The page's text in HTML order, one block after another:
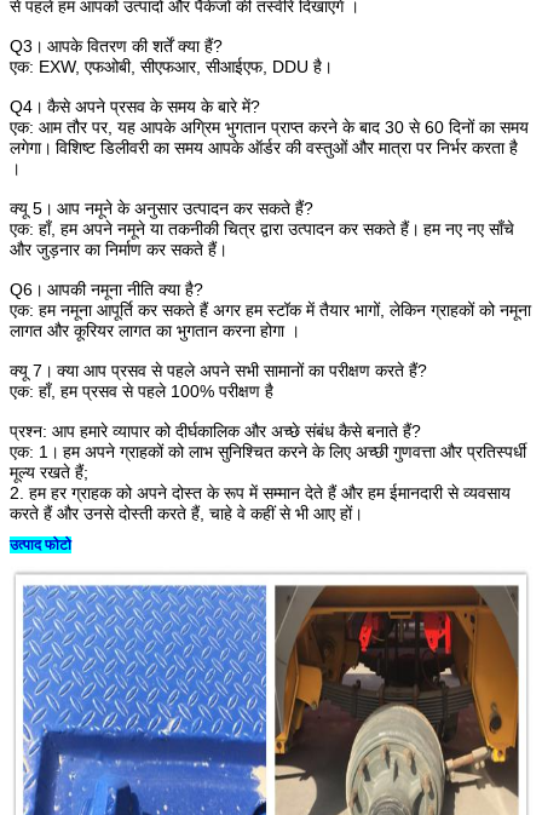
से पहले हम आपको उत्पादों और पैकेजों की तस्वीरें दिखाएंगे ।
Q3। आपके वितरण की शर्तें क्या हैं?
एक: EXW, एफओबी, सीएफआर, सीआईएफ, DDU है।
Q4। कैसे अपने प्रसव के समय के बारे में?
एक: आम तौर पर, यह आपके अग्रिम भुगतान प्राप्त करने के बाद 30 से 60 दिनों का समय
लगेगा। विशिष्ट डिलीवरी का समय आपके ऑर्डर की वस्तुओं और मात्रा पर निर्भर करता है
।
क्यू 5। आप नमूने के अनुसार उत्पादन कर सकते हैं?
एक: हाँ, हम अपने नमूने या तकनीकी चित्र द्वारा उत्पादन कर सकते हैं। हम नए नए साँचे
और जुड़नार का निर्माण कर सकते हैं।
Q6। आपकी नमूना नीति क्या है?
एक: हम नमूना आपूर्ति कर सकते हैं अगर हम स्टॉक में तैयार भागों, लेकिन ग्राहकों को नमूना
लागत और कूरियर लागत का भुगतान करना होगा ।
क्यू 7। क्या आप प्रसव से पहले अपने सभी सामानों का परीक्षण करते हैं?
एक: हाँ, हम प्रसव से पहले 100% परीक्षण है
प्रश्न: आप हमारे व्यापार को दीर्घकालिक और अच्छे संबंध कैसे बनाते हैं?
एक: 1। हम अपने ग्राहकों को लाभ सुनिश्चित करने के लिए अच्छी गुणवत्ता और प्रतिस्पर्धी
मूल्य रखते हैं;
2. हम हर ग्राहक को अपने दोस्त के रूप में सम्मान देते हैं और हम ईमानदारी से व्यवसाय
करते हैं और उनसे दोस्ती करते हैं, चाहे वे कहीं से भी आए हों।
उत्पाद फोटो